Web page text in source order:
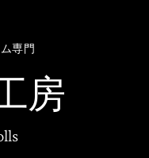
専門
房